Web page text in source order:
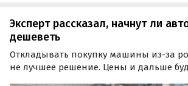
Эксперт рассказал, начнут ли
дешеветь
Откладывать покупку машины из-за
не лучшее решение. Цены и дальше